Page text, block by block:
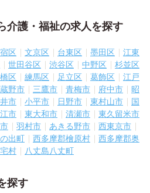
介護・福祉の求人を探す
区 文京区 台東区 墨田区
江東
世田谷区 渋谷区 中野区
杉並区
区 練馬区 足立区 葛飾区
江戸
野市 三鷹市 青梅市 府中市
昭
市 小平市 日野市 東村山市
国
市 東大和市 清瀬市
東久留米市
羽村市 あきる野市
西東京市
出町 西多摩郡檜原村
西多摩郡奥
村 八丈島八丈町
探す